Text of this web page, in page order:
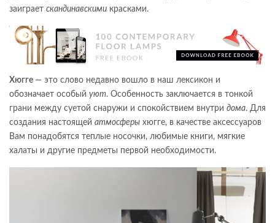
заиграет скандинавскими красками.
Хюгге — это слово недавно вошло в наш лексикон и
обозначает особый уют. Особенность заключается в тонкой
грани между суетой снаружи и спокойствием внутри дома. Для
создания настоящей атмосферы хюгге, в качестве аксессуаров
Вам понадобятся теплые носочки, любимые книги, мягкие
халаты и другие предметы первой необходимости.